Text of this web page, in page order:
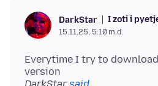
DarkStar I zoti i
15.11.25, 5:10 m.d.
Everytime I try to
version